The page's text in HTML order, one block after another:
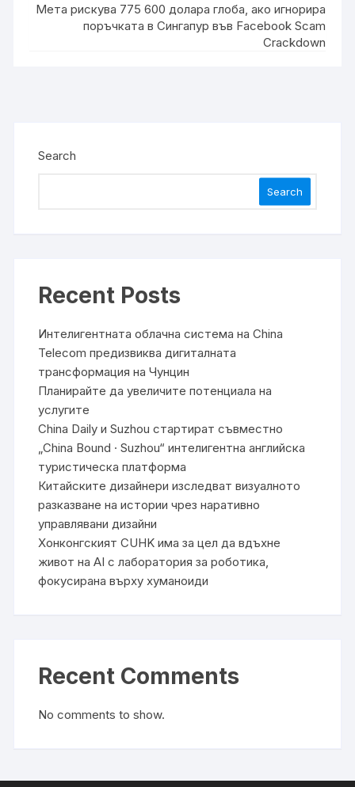
Мета рискува 775 600 долара глоба, ако игнорира
поръчката в Сингапур във Facebook Scam
Crackdown
Search
Search
Recent Posts
Интелигентната облачна система на China
Telecom предизвиква дигиталната
трансформация на Чунцин
Планирайте да увеличите потенциала на
услугите
China Daily и Suzhou стартират съвместно
„China Bound · Suzhou“ интелигентна английска
туристическа платформа
Китайските дизайнери изследват визуалното
разказване на истории чрез наративно
управлявани дизайни
Хонконгският CUHK има за цел да вдъхне
живот на AI с лаборатория за роботика,
фокусирана върху хуманоиди
Recent Comments
No comments to show.